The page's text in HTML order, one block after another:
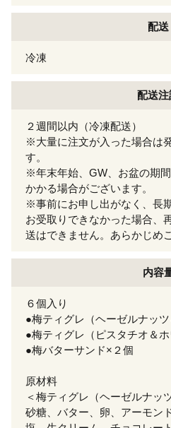
配送
冷凍
配送
２週間以内（冷凍配送）
※大量に注文が入った場合は
す。
※年末年始、GW、お盆の期
かかる場合がございます。
※事前にお申し出がなく、長
お受取りできなかった場合、
送はできません。あらかじめ
内容
６個入り
●梅ティグレ（ヘーゼルナッ
●梅ティグレ（ピスタチオ＆
●梅バターサンド×２個
原材料
＜梅ティグレ（ヘーゼルナッ
砂糖、バター、卵、アーモン